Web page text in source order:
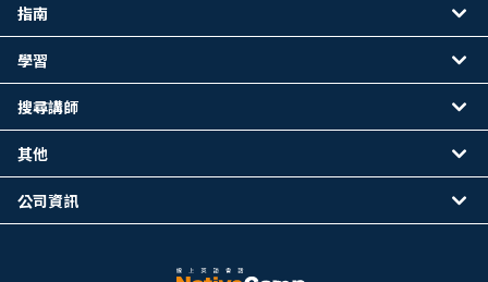
指南
學習
搜尋講師
其他
公司資訊